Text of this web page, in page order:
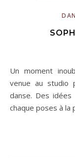
Un moment inoubliable !! Cette sublime danseuse est
venue au studio
danse. Des
chaque poses à